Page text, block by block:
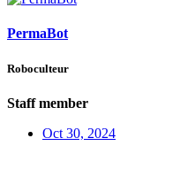
PermaBot
Roboculteur
Staff member
Oct 30, 2024